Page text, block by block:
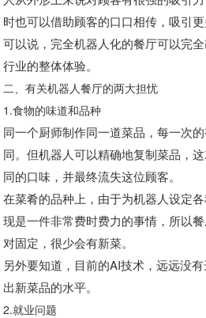
时也可以借助顾客的口口相传，吸引更
可以说，完全机器人化的餐厅可以完
行业的整体体验。
二、有关机器人餐厅的两大担忧
1.食物的味道和品种
同一个厨师制作同一道菜品，每一次
同。但机器人可以精确地复制菜品，
同的口味，并最终流失这位顾客。
在菜肴的品种上，由于为机器人设定
现是一件非常费时费力的事情，所以
对固定，很少会有新菜。
另外要知道，目前的AI技术，远远没
出新菜品的水平。
2.就业问题